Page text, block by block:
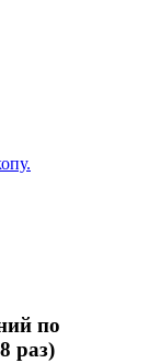
по
раз)